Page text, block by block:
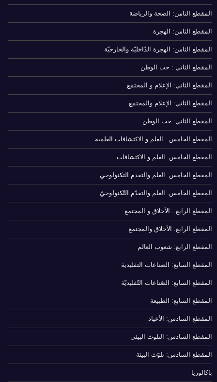
المقطع الثامن: الصحة والرياضة
المقطع الثامن: الهجرة
المقطع الثامن: الهجرة الدّاخليّة والخارجيّة
المقطع الثاني : حب الوطن
المقطع الثاني: الإعلام و المجتمع
المقطع الثاني: الإعلام والمجتمع
المقطع الثاني: حب الوطن
المقطع الخامس : العلم و الاكتشافات العلمية
المقطع الخامس: العلم و الاكتشافات
المقطع الخامس: العلم والتقدم التكنولوجي
المقطع الخامس: العلم والتقدّم التّكنولوجيّ
المقطع الرابع : الأخلاق و المجتمع
المقطع الرابع: الأخلاق والمجتمع
المقطع الرابع: شعوب العالم
المقطع السابع: الصناعات التقليدية
المقطع السابع: الصّناعات التّقليديّة
المقطع السابع: الطبيعة
المقطع السادس: الأعياد
المقطع السادس: التلوث البيئي
المقطع السادس: تلوّث البيئة
باكالوريا